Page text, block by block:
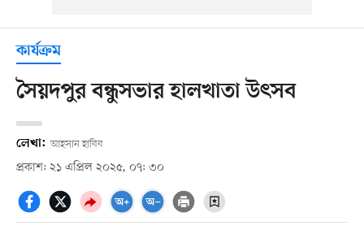
কার্যক্রম
সৈয়দপুর বন্ধুসভার হালখাতা উৎসব
লেখা: আহসান হাবিব
প্রকাশ: ২১ এপ্রিল ২০২৫, ০৭: ৩০